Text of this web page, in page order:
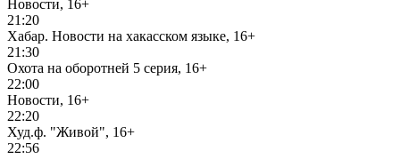
Новости, 16+
21:20
Хабар. Новости на хакасском языке, 16+
21:30
Охота на оборотней 5 серия, 16+
22:00
Новости, 16+
22:20
Худ.ф. "Живой", 16+
22:56